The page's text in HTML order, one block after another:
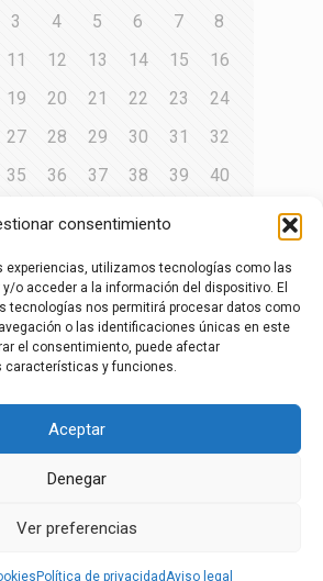
consentimiento
experiencias, utilizamos tecnologías como las
o acceder a la información del dispositivo. El
tecnologías nos permitirá procesar datos como
o las identificaciones únicas en este
el consentimiento, puede afectar
características y funciones.
Aceptar
Denegar
Ver preferencias
Política de privacidadAviso legal
3 4 5 6 7
8
11 12 13 14 15
16
19 20 21 22 23
24
27 28 29 30 31
32
35 36 37 38 39
40
43 46
59 60 61 62 63
64
67 68 69 70 71
72
75 76 77 78 79
81
Página siguiente
de denuncias